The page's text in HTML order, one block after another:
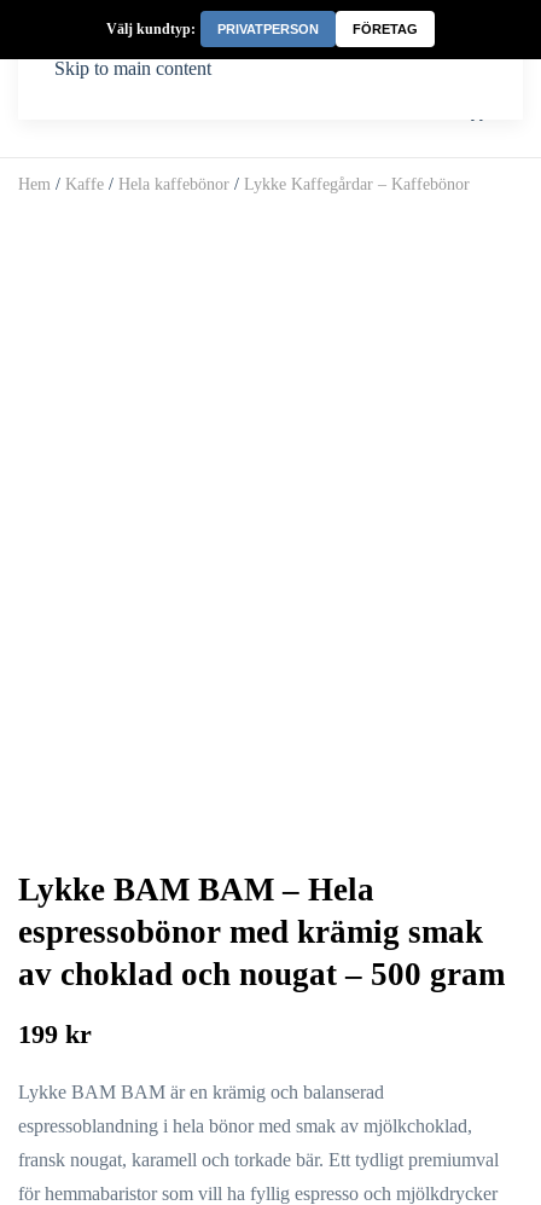
Välj kundtyp: PRIVATPERSON FÖRETAG
Skip to main content
Hem / Kaffe / Hela kaffebönor / Lykke Kaffegårdar – Kaffebönor
Lykke BAM BAM – Hela
espressobönor med krämig smak
av choklad och nougat – 500 gram
199 kr
Lykke BAM BAM är en krämig och balanserad
espressoblandning i hela bönor med smak av mjölkchoklad,
fransk nougat, karamell och torkade bär. Ett tydligt premiumval
för hemmabaristor som vill ha fyllig espresso och mjölkdrycker